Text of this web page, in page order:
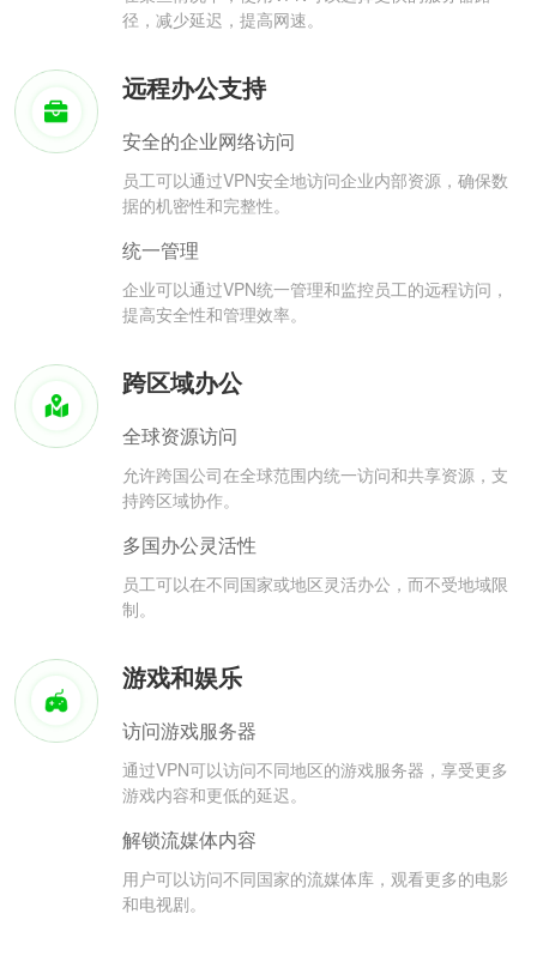
径，减少延迟，提高网速。
远程办公支持
安全的企业网络访问
员工可以通过VPN安全地访问企业内部资源，确保数
据的机密性和完整性。
统一管理
企业可以通过VPN统一管理和监控员工的远程访问，
提高安全性和管理效率。
跨区域办公
全球资源访问
允许跨国公司在全球范围内统一访问和共享资源，支
持跨区域协作。
多国办公灵活性
员工可以在不同国家或地区灵活办公，而不受地域限
制。
游戏和娱乐
访问游戏服务器
通过VPN可以访问不同地区的游戏服务器，享受更多
游戏内容和更低的延迟。
解锁流媒体内容
用户可以访问不同国家的流媒体库，观看更多的电影
和电视剧。